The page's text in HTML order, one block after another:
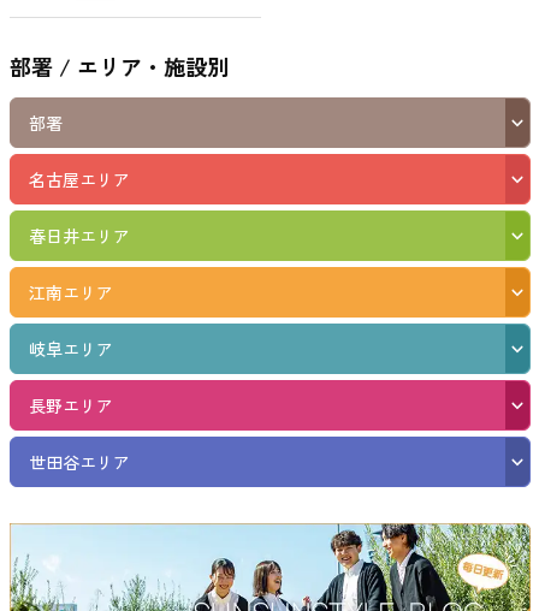
部署 / エリア・施設別
部署
名古屋エリア
春日井エリア
江南エリア
岐阜エリア
長野エリア
世田谷エリア